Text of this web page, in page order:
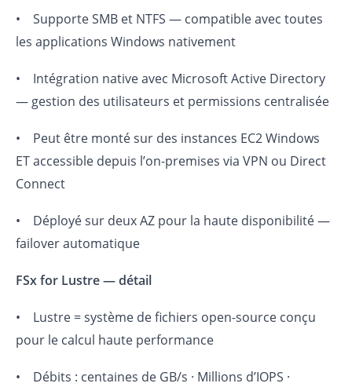
• Supporte SMB et NTFS — compatible avec toutes
les applications Windows nativement
• Intégration native avec Microsoft Active Directory
— gestion des utilisateurs et permissions centralisée
• Peut être monté sur des instances EC2 Windows
ET accessible depuis l’on-premises via VPN ou Direct
Connect
• Déployé sur deux AZ pour la haute disponibilité —
failover automatique
FSx for Lustre — détail
• Lustre = système de fichiers open-source conçu
pour le calcul haute performance
• Débits : centaines de GB/s · Millions d’IOPS ·